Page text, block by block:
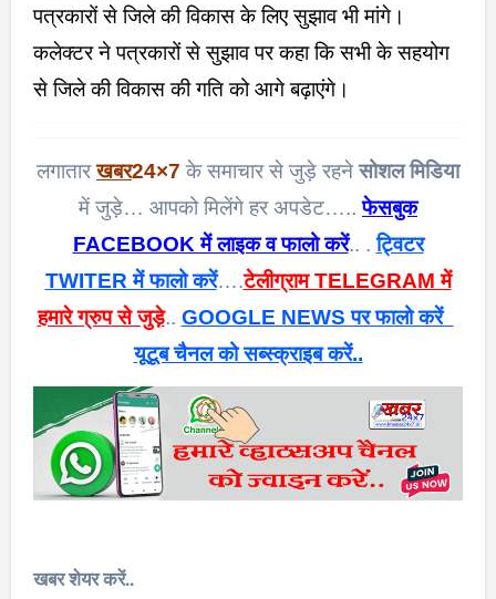
पत्रकारों से जिले की विकास के लिए सुझाव भी मांगे।
कलेक्टर ने पत्रकारों से सुझाव पर कहा कि सभी के सहयोग
से जिले की विकास की गति को आगे बढ़ाएंगे।
लगातारखबर24×7 के समाचार से जुड़े रहनेसोशल मिडिया
में जुड़े… आपको मिलेंगे हर अपडेट…..फेसबुक
FACEBOOK में लाइक व फालो करें.. .ट्विटर
TWITER में फालो करें….टेलीग्राम TELEGRAM में
हमारे ग्रुप से जुड़े.. GOOGLE NEWS पर फालो करें
यूटूब चैनल को सब्स्क्राइब करें..
खबर शेयर करें..